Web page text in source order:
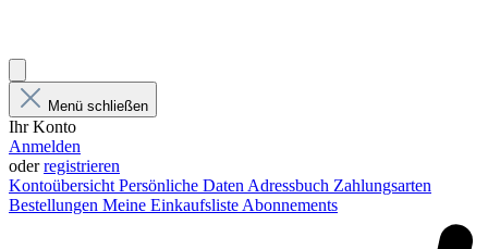
Menü schließen
Ihr Konto
Anmelden
oderregistrieren
Kontoübersicht Persönliche Daten Adressbuch Zahlungsarten
Bestellungen Meine Einkaufsliste Abonnements